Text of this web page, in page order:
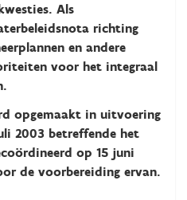
Als
richting
en andere
voor het integraal
opgemaakt in uitvoering
2003 betreffende het
op 15 juni
de voorbereiding ervan.